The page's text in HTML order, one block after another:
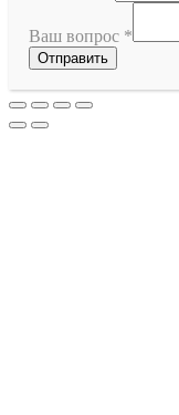
Ваш вопрос *
Отправить